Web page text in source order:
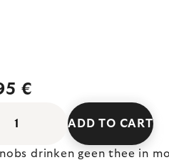
€
ADD TO CART
drinken geen thee in